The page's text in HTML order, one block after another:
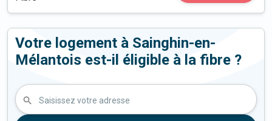
Votre logement à Sainghin-en-
Mélantois est-il éligible à la fibre ?
Saisissez votre adresse